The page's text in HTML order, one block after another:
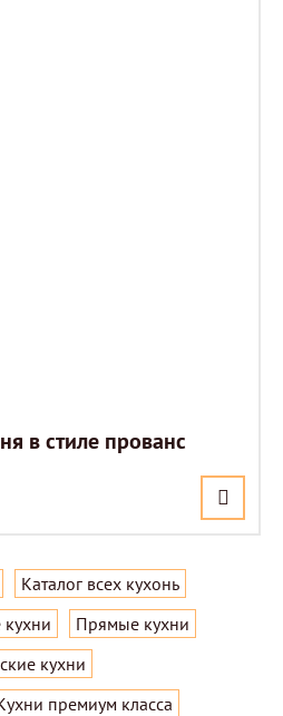
в стиле прованс
Каталог всех кухонь
Прямые кухни
кухни
премиум класса